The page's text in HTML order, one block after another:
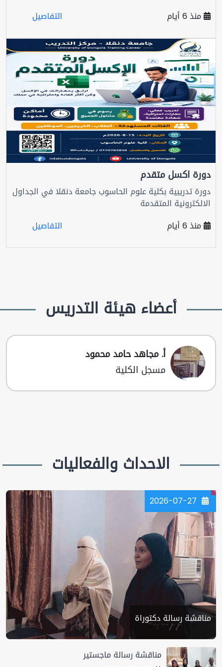
منذ 6 أيام
التفاصيل
دورة اكسل متقدم
دورة تدريبية بكلية علوم الحاسوب جامعة دنقلا في الجداول
الالكترونية المتقدمة
منذ 6 أيام
التفاصيل
أعضاء هيئة التدريس
أ. مجاهد حامد محمود
مسجل الكلية
الاحداث والفعاليات
2026-07-27
مناقشة رسالة دكتوراة
مناقشة رسالة ماجستير